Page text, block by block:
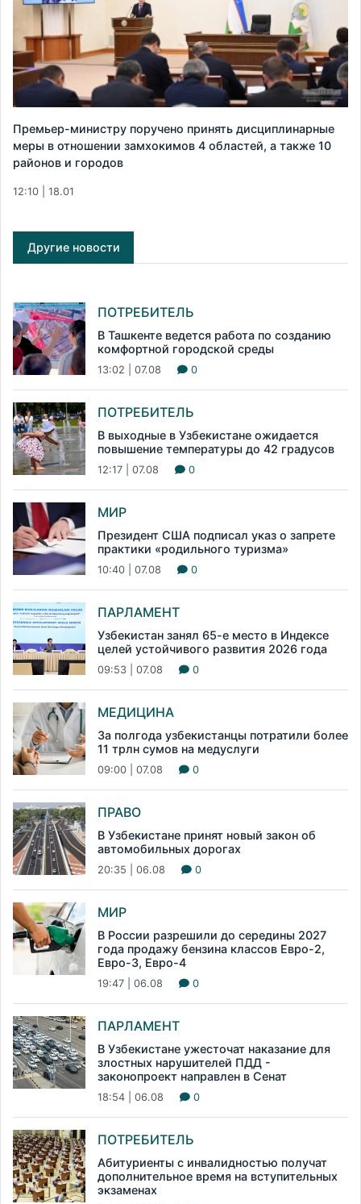
Премьер-министру поручено принять дисциплинарные
меры в отношении замхокимов 4 областей, а также 10
районов и городов
12:10 | 18.01
Другие новости
ПОТРЕБИТЕЛЬ
В Ташкенте ведется работа по созданию
комфортной городской среды
13:02 | 07.08 0
ПОТРЕБИТЕЛЬ
В выходные в Узбекистане ожидается
повышение температуры до 42 градусов
12:17 | 07.08 0
МИР
Президент США подписал указ о запрете
практики «родильного туризма»
10:40 | 07.08 0
ПАРЛАМЕНТ
Узбекистан занял 65-е место в Индексе
целей устойчивого развития 2026 года
09:53 | 07.08 0
МЕДИЦИНА
За полгода узбекистанцы потратили более
11 трлн сумов на медуслуги
09:00 | 07.08 0
ПРАВО
В Узбекистане принят новый закон об
автомобильных дорогах
20:35 | 06.08 0
МИР
В России разрешили до середины 2027
года продажу бензина классов Евро-2,
Евро-3, Евро-4
19:47 | 06.08 0
ПАРЛАМЕНТ
В Узбекистане ужесточат наказание для
злостных нарушителей ПДД -
законопроект направлен в Сенат
18:54 | 06.08 0
ПОТРЕБИТЕЛЬ
Абитуриенты с инвалидностью получат
дополнительное время на вступительных
экзаменах